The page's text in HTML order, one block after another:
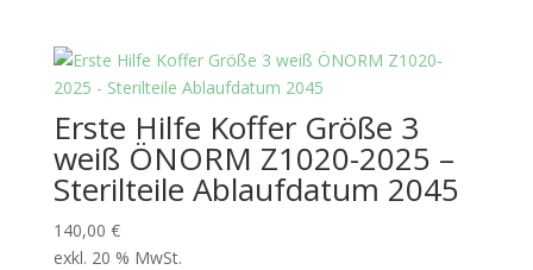
Erste Hilfe Koffer Größe 3
weiß ÖNORM Z1020-2025 –
Sterilteile Ablaufdatum 2045
140,00 €
exkl. 20 % MwSt.